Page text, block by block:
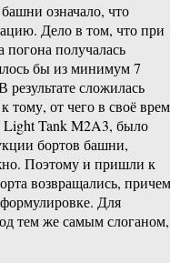
означало, что
Дело в том, что при
получалась
бы из минимум 7
сложилась
тому, от чего в своё
Light Tank M2A3, было
бортов башни,
Поэтому и пришли к
возвращались, причем
Для
тем же самым слоганом,